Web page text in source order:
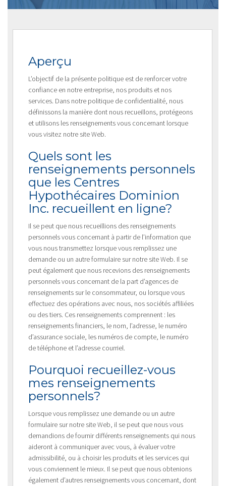
Aperçu
L’objectif de la présente politique est de renforcer votre
confiance en notre entreprise, nos produits et nos
services. Dans notre politique de confidentialité, nous
définissons la manière dont nous recueillons, protégeons
et utilisons les renseignements vous concernant lorsque
vous visitez notre site Web.
Quels sont les
renseignements personnels
que les Centres
Hypothécaires Dominion
Inc. recueillent en ligne?
Il se peut que nous recueillions des renseignements
personnels vous concernant à partir de l’information que
vous nous transmettez lorsque vous remplissez une
demande ou un autre formulaire sur notre site Web. Il se
peut également que nous recevions des renseignements
personnels vous concernant de la part d’agences de
renseignements sur le consommateur, ou lorsque vous
effectuez des opérations avec nous, nos sociétés affiliées
ou des tiers. Ces renseignements comprennent : les
renseignements financiers, le nom, l’adresse, le numéro
d’assurance sociale, les numéros de compte, le numéro
de téléphone et l’adresse courriel.
Pourquoi recueillez-vous
mes renseignements
personnels?
Lorsque vous remplissez une demande ou un autre
formulaire sur notre site Web, il se peut que nous vous
demandions de fournir différents renseignements qui nous
aideront à communiquer avec vous, à évaluer votre
admissibilité, ou à choisir les produits et les services qui
vous conviennent le mieux. Il se peut que nous obtenions
également d’autres renseignements vous concernant, dont